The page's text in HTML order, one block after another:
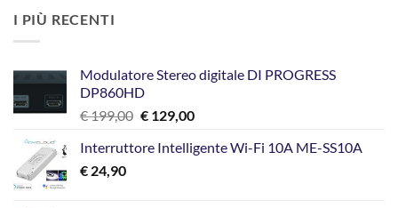
I PIÙ RECENTI
Modulatore Stereo digitale DI PROGRESS
DP860HD
€199,00 Il
originale
€129,00Il
attuale
Interruttore Intelligente Wi-Fi 10A ME-SS10A
€ 24,90